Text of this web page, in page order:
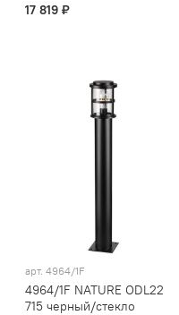
17 819 ₽
арт. 4964/1F
4964/1F NATURE ODL22
715 черный/стекло